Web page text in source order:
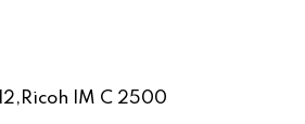
IM C 2500